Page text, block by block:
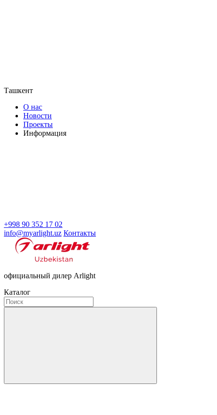
Ташкент
О нас
Новости
Проекты
Информация
+998 90 352 17 02
info@myarlight.uz Контакты
официальный дилер Arlight
Каталог